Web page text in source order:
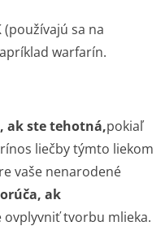
sa na
warfarín.
ak ste tehotná,pokiaľ
liečby týmto liekom
vaše nenarodené
ak
ovplyvniť tvorbu mlieka.